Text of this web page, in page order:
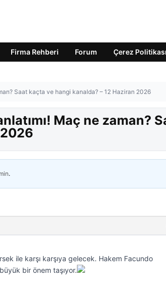
Firma Rehberi Forum Çerez Politikası
Saat kaçta ve hangi kanalda? – 12 Haziran 2026
Maç ne zaman?
.
ile karşı karşıya gelecek. Hakem Facundo
bir önem taşıyor.